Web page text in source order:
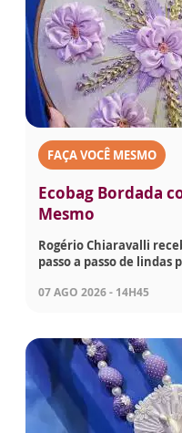
FAÇA VOCÊ MESMO
Ecobag Bordada
Mesmo
Rogério Chiaravalli
passo a passo de lindas
07 AGO 2026 - 14H45